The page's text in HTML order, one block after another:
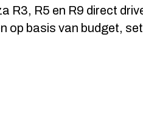
R3, R5 en R9 direct
op basis van budget,